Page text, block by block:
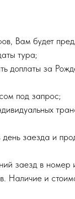
Вам будет
тура;
доплаты за
под запрос;
заезда и
заезд в номер
Наличие и